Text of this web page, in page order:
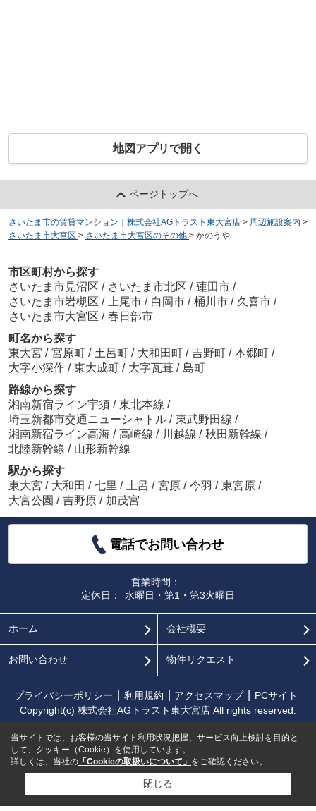
地図アプリで開く
ページトップへ
さいたま市の賃貸マンション｜株式会社AGトラスト東大宮店 > 周辺施設案内 >
さいたま市大宮区 > さいたま市大宮区のその他 > かのうや
市区町村から探す
さいたま市見沼区 / さいたま市北区 / 蓮田市 /
さいたま市岩槻区 / 上尾市 / 白岡市 / 桶川市 / 久喜市 /
さいたま市大宮区 / 春日部市
町名から探す
東大宮 / 宮原町 / 土呂町 / 大和田町 / 吉野町 / 本郷町 /
大字小深作 / 東大成町 / 大字瓦葺 / 島町
路線から探す
湘南新宿ライン宇須 / 東北本線 /
埼玉新都市交通ニューシャトル / 東武野田線 /
湘南新宿ライン高海 / 高崎線 / 川越線 / 秋田新幹線 /
北陸新幹線 / 山形新幹線
駅から探す
東大宮 / 大和田 / 七里 / 土呂 / 宮原 / 今羽 / 東宮原 /
大宮公園 / 吉野原 / 加茂宮
電話でお問い合わせ
営業時間：
定休日：
水曜日・第1・第3火曜日
ホーム 会社概要
お問い合わせ 物件リクエスト
プライバシーポリシー 利用規約 アクセスマップ
PCサイト
Copyright(c) 株式会社AGトラスト東大宮店 All rights reserved.
当サイトでは、お客様の当サイト利用状況把握、サービス向上検討を目的と
して、クッキー（Cookie）を使用しています。
詳しくは、当社の 「Cookieの取扱いについて」 をご確認ください。
閉じる